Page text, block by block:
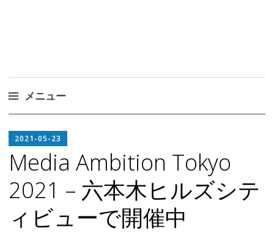
メニュー
ン
テ
ン
ツ
へ
ス
2021-05-23
CHIEF
Media Ambition Tokyo
2021 – 六本木ヒルズシテ
ィビューで開催中